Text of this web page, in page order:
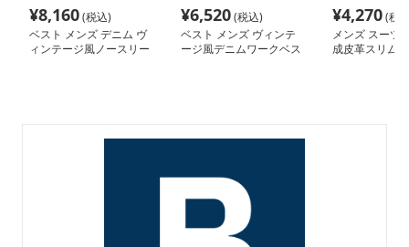
¥8,160(税込)
ベスト メンズ デニム ヴ
ィンテージ風ノースリー
¥6,520(税込)
ベスト メンズ ヴィンテ
ージ風デニムワークベス
¥4,270(税
メンズ スーツ
成皮革スリム